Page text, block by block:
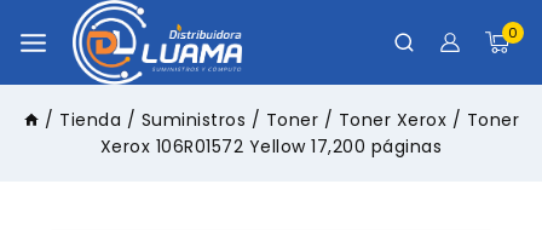
0
/ Tienda / Suministros / Toner / Toner Xerox / Toner
Xerox 106R01572 Yellow 17,200 páginas